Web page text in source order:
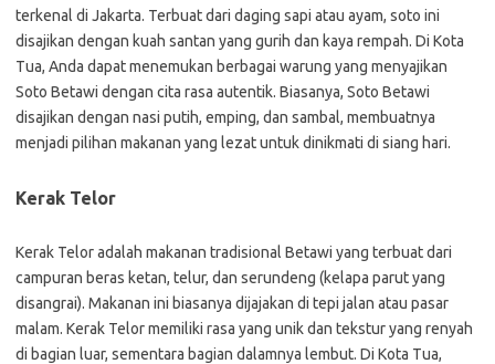
terkenal di Jakarta. Terbuat dari daging sapi atau ayam, soto ini
disajikan dengan kuah santan yang gurih dan kaya rempah. Di Kota
Tua, Anda dapat menemukan berbagai warung yang menyajikan
Soto Betawi dengan cita rasa autentik. Biasanya, Soto Betawi
disajikan dengan nasi putih, emping, dan sambal, membuatnya
menjadi pilihan makanan yang lezat untuk dinikmati di siang hari.
Kerak Telor
Kerak Telor adalah makanan tradisional Betawi yang terbuat dari
campuran beras ketan, telur, dan serundeng (kelapa parut yang
disangrai). Makanan ini biasanya dijajakan di tepi jalan atau pasar
malam. Kerak Telor memiliki rasa yang unik dan tekstur yang renyah
di bagian luar, sementara bagian dalamnya lembut. Di Kota Tua,